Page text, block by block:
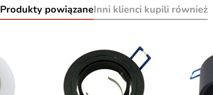
Produkty powiązaneInni klienci kupili również